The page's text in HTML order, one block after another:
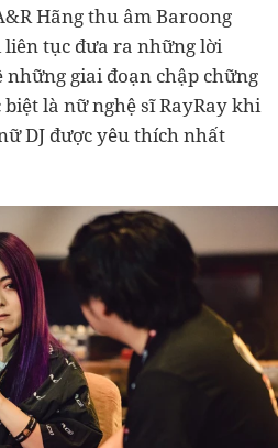
Hãng thu âm Baroong
liên tục đưa ra những lời
giai đoạn chập chững
là nữ nghệ sĩ RayRay khi
DJ được yêu thích nhất